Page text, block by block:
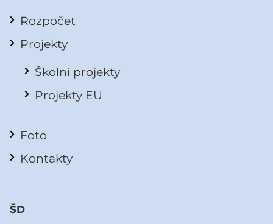
Rozpočet
Projekty
Školní projekty
Projekty EU
Foto
Kontakty
ŠD